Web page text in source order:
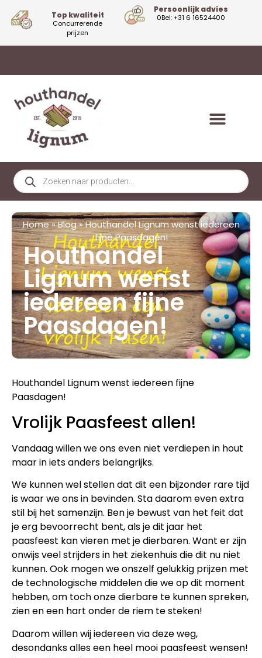
Top kwaliteit
Concurrerende
prijzen
Persoonlijk advies
0Bel: +31 6 16524400
Home»Blog»Houthandel Lignum wenst iedereen
fijne Paasdagen!
Houthandel
Lignum wenst
iedereen fijne
Paasdagen!
Houthandel Lignum wenst iedereen fijne
Paasdagen!
Vrolijk Paasfeest allen!
Vandaag willen we ons even niet verdiepen in hout
maar in iets anders belangrijks.
We kunnen wel stellen dat dit een bijzonder rare tijd
is waar we ons in bevinden. Sta daarom even extra
stil bij het samenzijn. Ben je bewust van het feit dat
je erg bevoorrecht bent, als je dit jaar het
paasfeest kan vieren met je dierbaren. Want er zijn
onwijs veel strijders in het ziekenhuis die dit nu niet
kunnen. Ook mogen we onszelf gelukkig prijzen met
de technologische middelen die we op dit moment
hebben, om toch onze dierbare te kunnen spreken,
zien en een hart onder de riem te steken!
Daarom willen wij iedereen via deze weg,
desondanks alles een heel mooi paasfeest wensen!